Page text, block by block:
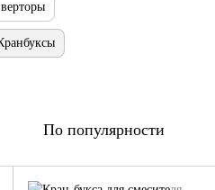
По популярности